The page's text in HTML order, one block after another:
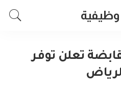
تعلن توفر